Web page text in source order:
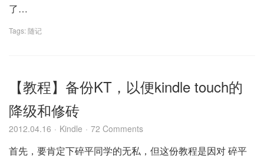
了…
Tags:随记
【教程】备份KT，以便kindle touch的
降级和修砖
2012.04.16 Kindle 72 Comments
首先，要肯定下碎平同学的无私，但这份教程是因对 碎平